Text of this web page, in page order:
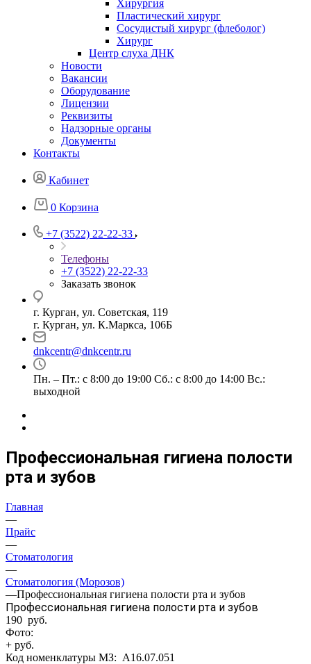
Хирургия
Пластический хирург
Сосудистый хирург (флеболог)
Хирург
Центр слуха ДНК
Новости
Вакансии
Оборудование
Лицензии
Реквизиты
Надзорные органы
Документы
Контакты
Кабинет
0 Корзина
+7 (3522) 22-22-33
Телефоны
+7 (3522) 22-22-33
Заказать звонок
г. Курган, ул. Советская, 119
г. Курган, ул. К.Маркса, 106Б
dnkcentr@dnkcentr.ru
Пн. – Пт.: с 8:00 до 19:00 Сб.: с 8:00 до 14:00 Вс.:
выходной
Профессиональная гигиена полости
рта и зубов
Главная
—
Прайс
—
Стоматология
—
Стоматология (Морозов)
—Профессиональная гигиена полости рта и зубов
Профессиональная гигиена полости рта и зубов
190 руб.
Фото:
+ руб.
Код номенклатуры МЗ: A16.07.051